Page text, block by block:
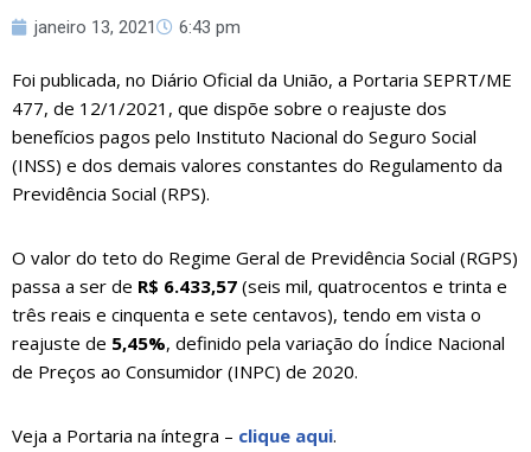
janeiro 13, 2021 6:43 pm
Foi publicada, no Diário Oficial da União, a Portaria SEPRT/ME
477, de 12/1/2021, que dispõe sobre o reajuste dos
benefícios pagos pelo Instituto Nacional do Seguro Social
(INSS) e dos demais valores constantes do Regulamento da
Previdência Social (RPS).
O valor do teto do Regime Geral de Previdência Social (RGPS)
passa a ser de R$ 6.433,57 (seis mil, quatrocentos e trinta e
três reais e cinquenta e sete centavos), tendo em vista o
reajuste de 5,45%, definido pela variação do Índice Nacional
de Preços ao Consumidor (INPC) de 2020.
Veja a Portaria na íntegra – clique aqui.